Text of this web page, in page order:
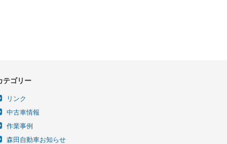
テゴリー
リンク
中古車情報
作業事例
森田自動車お知らせ